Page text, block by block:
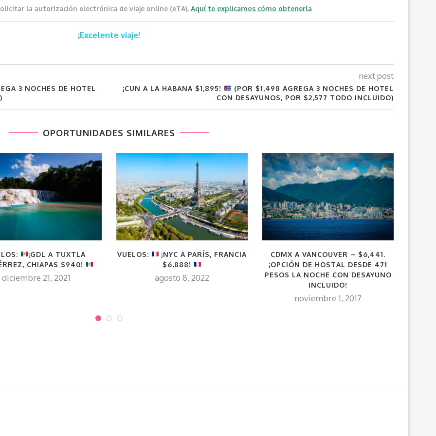
la autorización electrónica de viaje online (eTA). Aquí te explicamos cómo obtenerla
¡Excelente viaje!
3 NOCHES DE HOTEL
next post
¡CUN A LA HABANA $1,895!
(POR $1,498 AGREGA 3 NOCHES DE HOTEL
CON DESAYUNOS, POR $2,577 TODO INCLUIDO)
OPORTUNIDADES SIMILARES
¡GDL A TUXTLA
CHIAPAS $940!
diciembre 21, 2021
VUELOS:
¡NYC A PARÍS, FRANCIA
$6,888!
agosto 8, 2022
CDMX A VANCOUVER – $6,441.
¡OPCIÓN DE HOSTAL DESDE 471
PESOS LA NOCHE CON DESAYUNO
INCLUIDO!
noviembre 1, 2017